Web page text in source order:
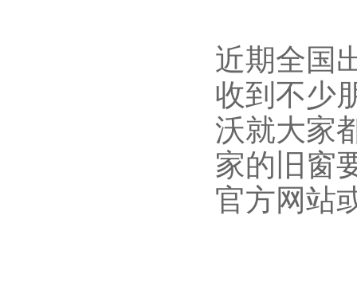
近期全国
收到不少
沃就大家
家的旧窗
官方网站